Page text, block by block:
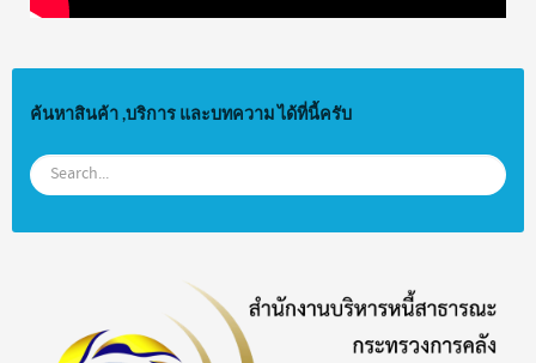
ค้นหาสินค้า ,บริการ และบทความ ได้ที่นี้ครับ